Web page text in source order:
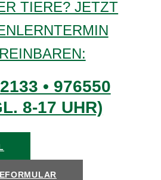
TIERE? JETZT
• 976550
8-17 UHR)